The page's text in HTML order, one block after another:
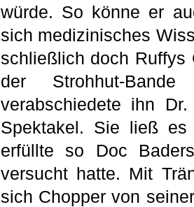
würde. So könne er
sich medizinisches
schließlich doch Ruffys
der Strohhut-
verabschiedete ihn
Spektakel. Sie ließ es
erfüllte so Doc
versucht hatte. Mit
sich Chopper von